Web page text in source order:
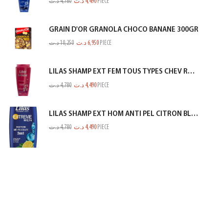
4,780د.ت 4,490 د.ت PIECE
GRAIN D'OR GRANOLA CHOCO BANANE 300GR
10,250د.ت 6,950 د.ت PIECE
LILAS SHAMP EXT FEM TOUS TYPES CHEV ROSE 350ML
4,780د.ت 4,490 د.ت PIECE
LILAS SHAMP EXT HOM ANTI PEL CITRON BLEU 350ML
4,780د.ت 4,490 د.ت PIECE